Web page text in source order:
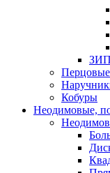
ЗИП
Кобуры
Неодимовые,